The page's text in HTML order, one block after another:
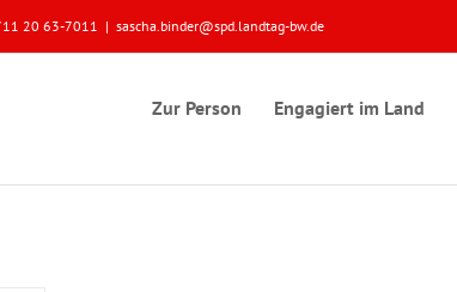
20 63-7011 | sascha.binder@spd.landtag-bw.de
Zur Person Engagiert im Land